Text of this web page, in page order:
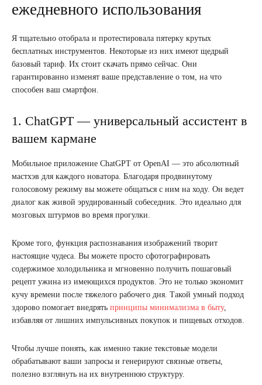
ежедневного использования
Я тщательно отобрала и протестировала пятерку крутых
бесплатных инструментов. Некоторые из них имеют щедрый
базовый тариф. Их стоит скачать прямо сейчас. Они
гарантированно изменят ваше представление о том, на что
способен ваш смартфон.
1. ChatGPT — универсальный ассистент в
вашем кармане
Мобильное приложение ChatGPT от OpenAI — это абсолютный
мастхэв для каждого новатора. Благодаря продвинутому
голосовому режиму вы можете общаться с ним на ходу. Он ведет
диалог как живой эрудированный собеседник. Это идеально для
мозговых штурмов во время прогулки.
Кроме того, функция распознавания изображений творит
настоящие чудеса. Вы можете просто сфотографировать
содержимое холодильника и мгновенно получить пошаговый
рецепт ужина из имеющихся продуктов. Это не только экономит
кучу времени после тяжелого рабочего дня. Такой умный подход
здорово помогает внедрять принципы минимализма в быту,
избавляя от лишних импульсивных покупок и пищевых отходов.
Чтобы лучше понять, как именно такие текстовые модели
обрабатывают ваши запросы и генерируют связные ответы,
полезно взглянуть на их внутреннюю структуру.